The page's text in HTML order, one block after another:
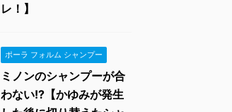
レ！】
ポーラ フォルム シャンプー
ミノンのシャンプーが合
わない!?【かゆみが発生